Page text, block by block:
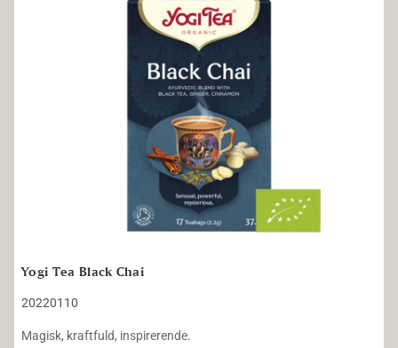
Yogi Tea Black Chai
20220110
Magisk, kraftfuld, inspirerende.